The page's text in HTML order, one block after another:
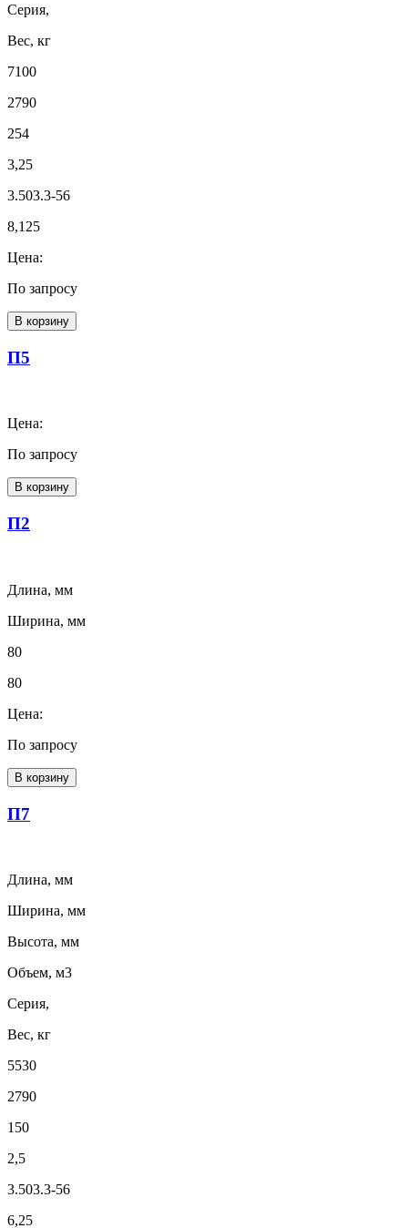
Серия,
Вес, кг
7100
2790
254
3,25
3.503.3-56
8,125
Цена:
По запросу
В корзину
П5
Цена:
По запросу
В корзину
П2
Длина, мм
Ширина, мм
80
80
Цена:
По запросу
В корзину
П7
Длина, мм
Ширина, мм
Высота, мм
Объем, м3
Серия,
Вес, кг
5530
2790
150
2,5
3.503.3-56
6,25